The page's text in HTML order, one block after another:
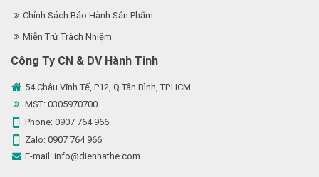
Chính Sách Bảo Hành Sản Phẩm
Miễn Trừ Trách Nhiệm
Công Ty CN & DV Hành Tinh
54 Châu Vĩnh Tế, P12, Q.Tân Bình, TP.HCM
MST: 0305970700
Phone: 0907 764 966
Zalo: 0907 764 966
E-mail: info@dienhathe.com